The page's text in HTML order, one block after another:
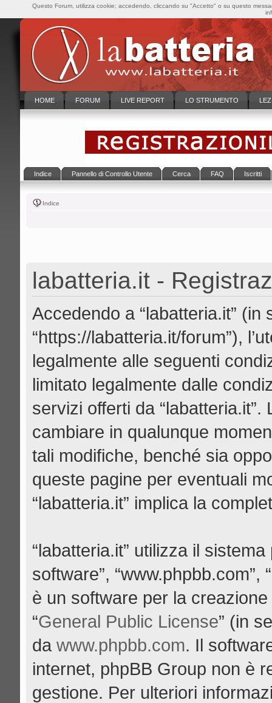
HOME FORUM LIVE REPORT LO STRUMENTO
Indice Pannello di Controllo Utente Cerca FAQ Iscritti
Indice
labatteria.it -
Accedendo a “labatteria.it” (in
“https://labatteria.it/forum”),
legalmente alle seguenti
limitato legalmente dalle
servizi offerti da
cambiare in qualunque
tali modifiche, benché sia
queste pagine per eventuali
“labatteria.it” implica la
“labatteria.it” utilizza il
software”, “www.phpbb.com”,
è un software per la
“General Public License” (in
da www.phpbb.com. Il
internet, phpBB Group non è
gestione. Per ulteriori
Questo Forum, utilizza cookie; accedendo, cliccando su "Accetto" o su questo